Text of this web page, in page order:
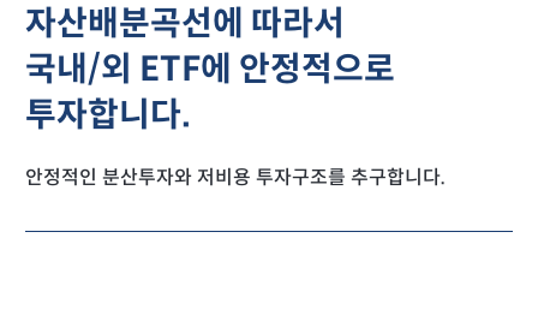
자산배분곡선에 따라서
국내/외 ETF에 안정적으로
투자합니다.
안정적인 분산투자와 저비용 투자구조를 추구합니다.